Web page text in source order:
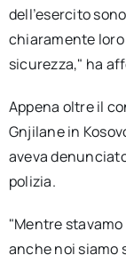
dell’esercito
chiaramente
sicurezza," ha
Appena oltre il
Gnjilane in
aveva
polizia.
"Mentre
anche noi siamo